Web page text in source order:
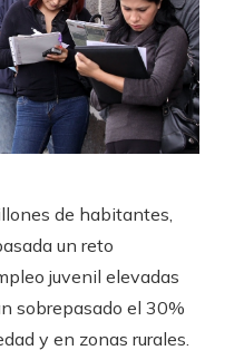
de habitantes,
un reto
juvenil elevadas
sobrepasado el 30%
y en zonas rurales.